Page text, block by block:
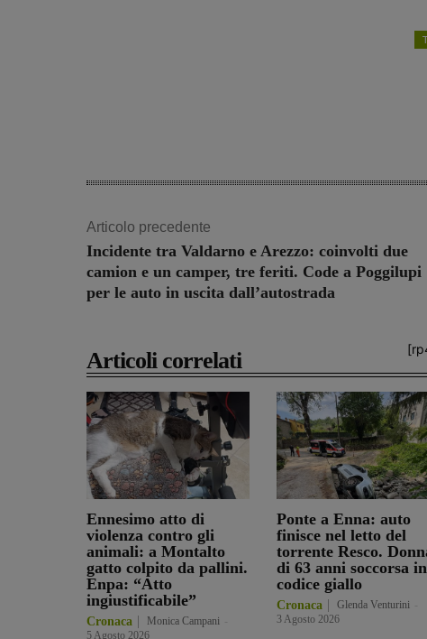
Articolo precedente
Incidente tra Valdarno e Arezzo: coinvolti due
camion e un camper, tre feriti. Code a Poggilupi
per le auto in uscita dall’autostrada
Articoli correlati
Ennesimo atto di
violenza contro gli
animali: a Montalto
gatto colpito da pallini.
Enpa: “Atto
ingiustificabile”
Cronaca Monica Campani
5 Agosto 2026
Ponte a Enna: auto
finisce nel letto del
torrente Resco.
di 63 anni soccorsa in
codice giallo
Cronaca Glenda Venturini
3 Agosto 2026